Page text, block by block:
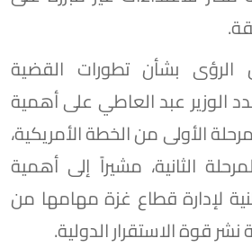
الرؤى بشأن تطورات القضية
الوزير عبد العاطي على أهمية
الأولى من الخطة الأمريكية،
الثانية، مشيراً إلى أهمية
لإدارة قطاع غزة مهامها من
قوة الاستقرار الدولية.